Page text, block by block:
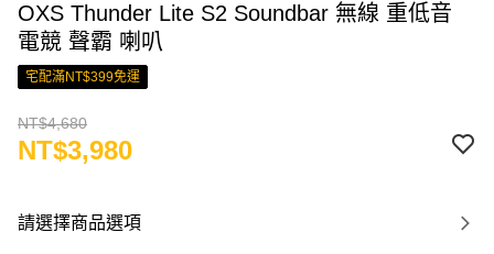
OXS Thunder Lite S2 Soundbar 無線 重低音
電競 聲霸 喇叭
宅配滿NT$399免運
NT$4,680
NT$3,980
請選擇商品選項